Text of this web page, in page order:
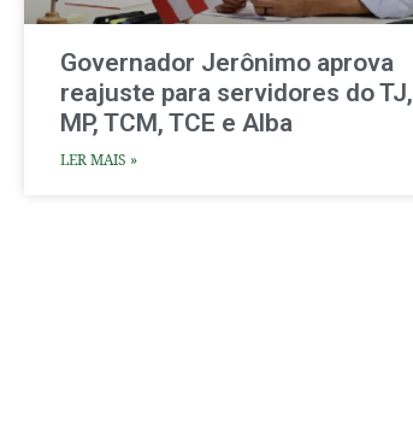
Governador Jerônimo aprova
reajuste para servidores do TJ,
MP, TCM, TCE e Alba
LER MAIS »